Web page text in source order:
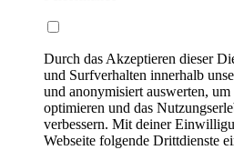
Durch das Akzeptieren dieser
und Surfverhalten innerhalb
und anonymisiert auswerten, um
optimieren und das
verbessern. Mit deiner
Webseite folgende Drittdienste